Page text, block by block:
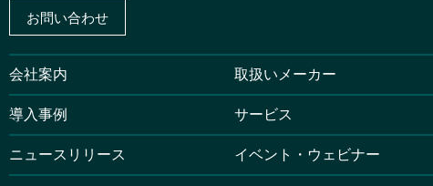
お問い合わせ
会社案内 取扱いメーカー
導入事例
サービス
ニュースリリース
イベント・ウェビナー